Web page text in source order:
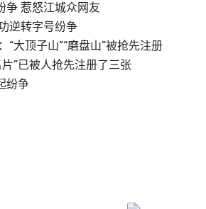
争 惹怒江城众网友
逆转字号纷争
“大顶子山”“磨盘山”被抢先注册
”已被人抢先注册了三张
纷争